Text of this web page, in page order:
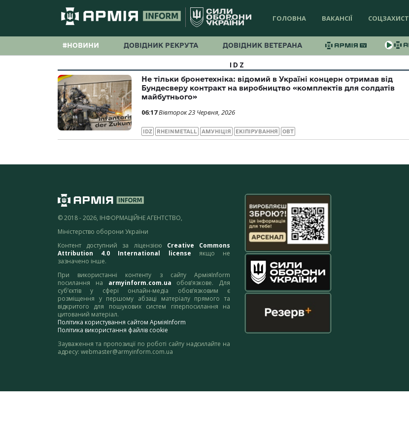
ГОЛОВНА ВАКАНСІЇ СОЦЗАХИСТ
#НОВИНИ ДОВІДНИК РЕКРУТА ДОВІДНИК ВЕТЕРАНА
IDZ
Не тільки бронетехніка: відомий в Україні концерн отримав від
Бундесверу контракт на виробництво «комплектів для солдатів
майбутнього»
06:17Вівторок 23 Червня, 2026
IDZ RHEINMETALL АМУНІЦІЯ ЕКІПІРУВАННЯ ОВТ
© 2018 - 2026, ІНФОРМАЦІЙНЕ АГЕНТСТВО,
Міністерство оборони України
Контент доступний за ліцензією Creative Commons
Attribution 4.0 International license якщо не
зазначено інше.
При використанні контенту з сайту АрміяInform
посилання на armyinform.com.ua обов’язкове. Для
суб’єктів у сфері онлайн-медіа обов’язковим є
розміщення у першому абзаці матеріалу прямого та
відкритого для пошукових систем гіперпосилання на
цитований матеріал.
Політика користування сайтом АрміяInform
Політика використання файлів cookie
Зауваження та пропозиції по роботі сайту надсилайте на
адресу: webmaster@armyinform.com.ua